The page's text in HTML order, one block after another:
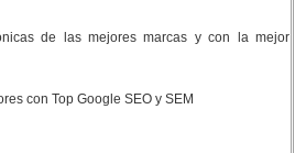
de las mejores marcas y con la mejor
con Top Google SEO y SEM